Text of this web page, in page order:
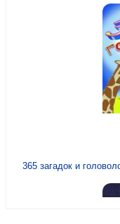
Семья, брак,
Учебные материалы
Чтения на каждый
365 загадок и